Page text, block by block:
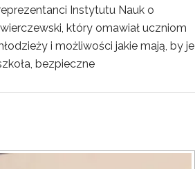
Instytutu Nauk o
który omawiał uczniom
i możliwości jakie mają, by je
bezpieczne